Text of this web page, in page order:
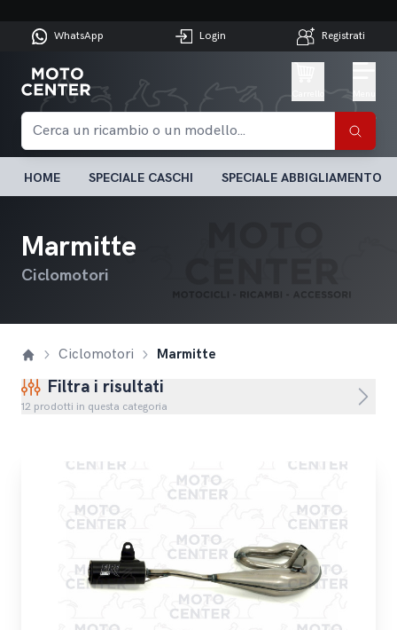
WhatsApp Login Registrati
HOME SPECIALE CASCHI SPECIALE ABBIGLIAMENTO
Marmitte
Ciclomotori
Ciclomotori Marmitte
Filtra i risultati
12 prodotti in questa categoria